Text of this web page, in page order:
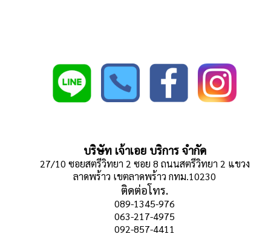
บริษัท เจ้าเอย บริการ จำกัด
27/10 ซอยสตรีวิทยา 2 ซอย 8 ถนนสตรีวิทยา 2 แขวง
ลาดพร้าว เขตลาดพร้าว กทม.10230
ติดต่อโทร.
089-1345-976
063-217-4975
092-857-4411